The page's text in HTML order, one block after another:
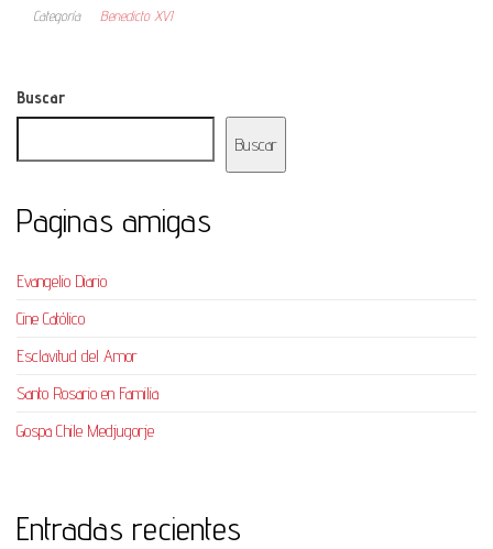
Categoría Benedicto XVI
Buscar
Buscar
Paginas amigas
Evangelio Diario
Cine Católico
Esclavitud del Amor
Santo Rosario en Familia
Gospa Chile Medjugorje
Entradas recientes